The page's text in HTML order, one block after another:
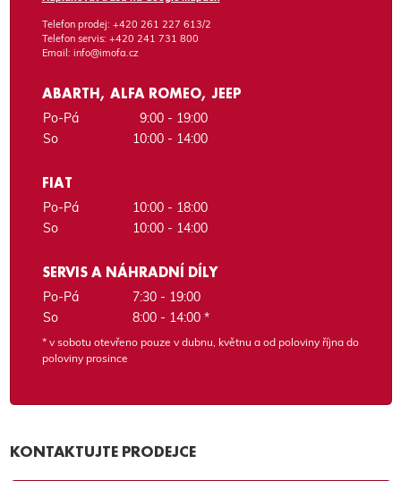
Telefon prodej: +420 261 227 613/2
Telefon servis: +420 241 731 800
Email: info@imofa.cz
ABARTH, ALFA ROMEO, JEEP
Po-Pá
9:00 - 19:00
So
10:00 - 14:00
FIAT
Po-Pá
10:00 - 18:00
So
10:00 - 14:00
SERVIS A NÁHRADNÍ DÍLY
Po-Pá
7:30 - 19:00
So
8:00 - 14:00 *
* v sobotu otevřeno pouze v dubnu, květnu a od poloviny října do
poloviny prosince
KONTAKTUJTE PRODEJCE